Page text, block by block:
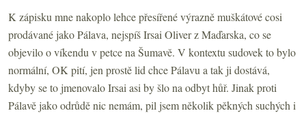
K zápisku mne nakoplo lehce přesířené výrazně muškátové cosi
prodávané jako Pálava, nejspíš Irsai Oliver z Maďarska, co se
objevilo o víkendu v petce na Šumavě. V kontextu sudovek to bylo
normální, OK pití, jen prostě lid chce Pálavu a tak ji dostává,
kdyby se to jmenovalo Irsai asi by šlo na odbyt hůř. Jinak proti
Pálavě jako odrůdě nic nemám, pil jsem několik pěkných suchých i